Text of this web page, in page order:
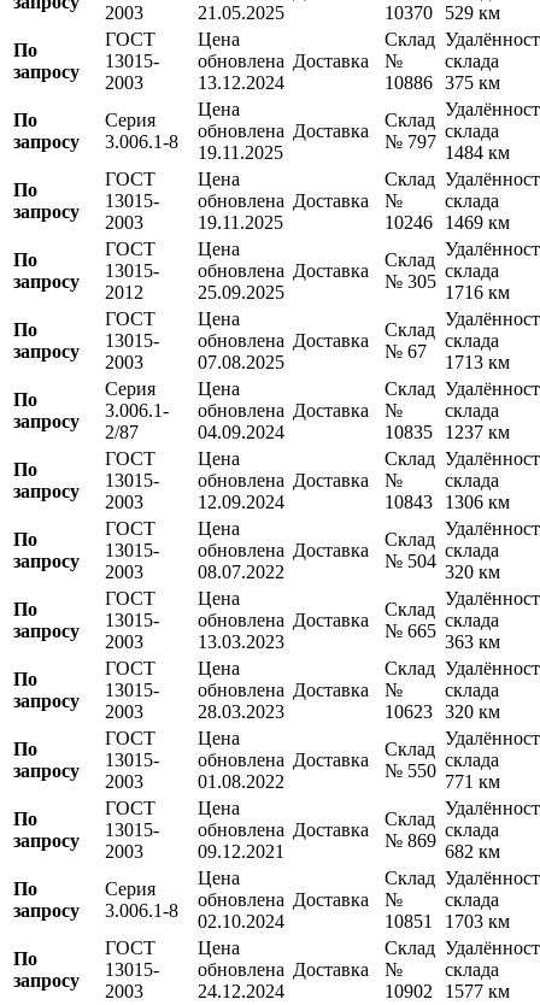
2003
21.05.2025
10370
529 км
По
запросу
ГОСТ
13015-
2003
Цена
обновлена
13.12.2024
Доставка
Склад
№
10886
склада
375 км
По
запросу
Серия
3.006.1-8
Цена
обновлена
19.11.2025
Доставка
Склад
№ 797
склада
1484 км
По
запросу
ГОСТ
13015-
2003
Цена
обновлена
19.11.2025
Доставка
Склад
№
10246
склада
1469 км
По
запросу
ГОСТ
13015-
2012
Цена
обновлена
25.09.2025
Доставка
Склад
№ 305
склада
1716 км
По
запросу
ГОСТ
13015-
2003
Цена
обновлена
07.08.2025
Доставка
Склад
№ 67
склада
1713 км
По
запросу
Серия
3.006.1-
2/87
Цена
обновлена
04.09.2024
Доставка
Склад
№
10835
склада
1237 км
По
запросу
ГОСТ
13015-
2003
Цена
обновлена
12.09.2024
Доставка
Склад
№
10843
склада
1306 км
По
запросу
ГОСТ
13015-
2003
Цена
обновлена
08.07.2022
Доставка
Склад
№ 504
склада
320 км
По
запросу
ГОСТ
13015-
2003
Цена
обновлена
13.03.2023
Доставка
Склад
№ 665
склада
363 км
По
запросу
ГОСТ
13015-
2003
Цена
обновлена
28.03.2023
Доставка
Склад
№
10623
склада
320 км
По
запросу
ГОСТ
13015-
2003
Цена
обновлена
01.08.2022
Доставка
Склад
№ 550
склада
771 км
По
запросу
ГОСТ
13015-
2003
Цена
обновлена
09.12.2021
Доставка
Склад
№ 869
склада
682 км
По
запросу
Серия
3.006.1-8
Цена
обновлена
02.10.2024
Доставка
Склад
№
10851
склада
1703 км
По
запросу
ГОСТ
13015-
2003
Цена
обновлена
24.12.2024
Доставка
Склад
№
10902
склада
1577 км